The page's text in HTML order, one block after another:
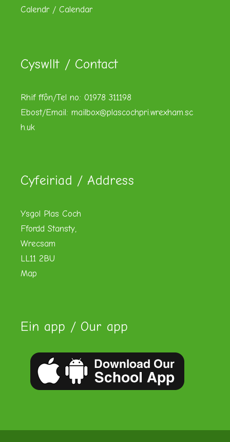
Calendr / Calendar
Cyswllt / Contact
Rhif ffôn/Tel no: 01978 311198
Ebost/Email: mailbox@plascochpri.wrexham.sc
h.uk
Cyfeiriad / Address
Ysgol Plas Coch
Ffordd Stansty,
Wrecsam
LL11 2BU
Map
Ein app / Our app